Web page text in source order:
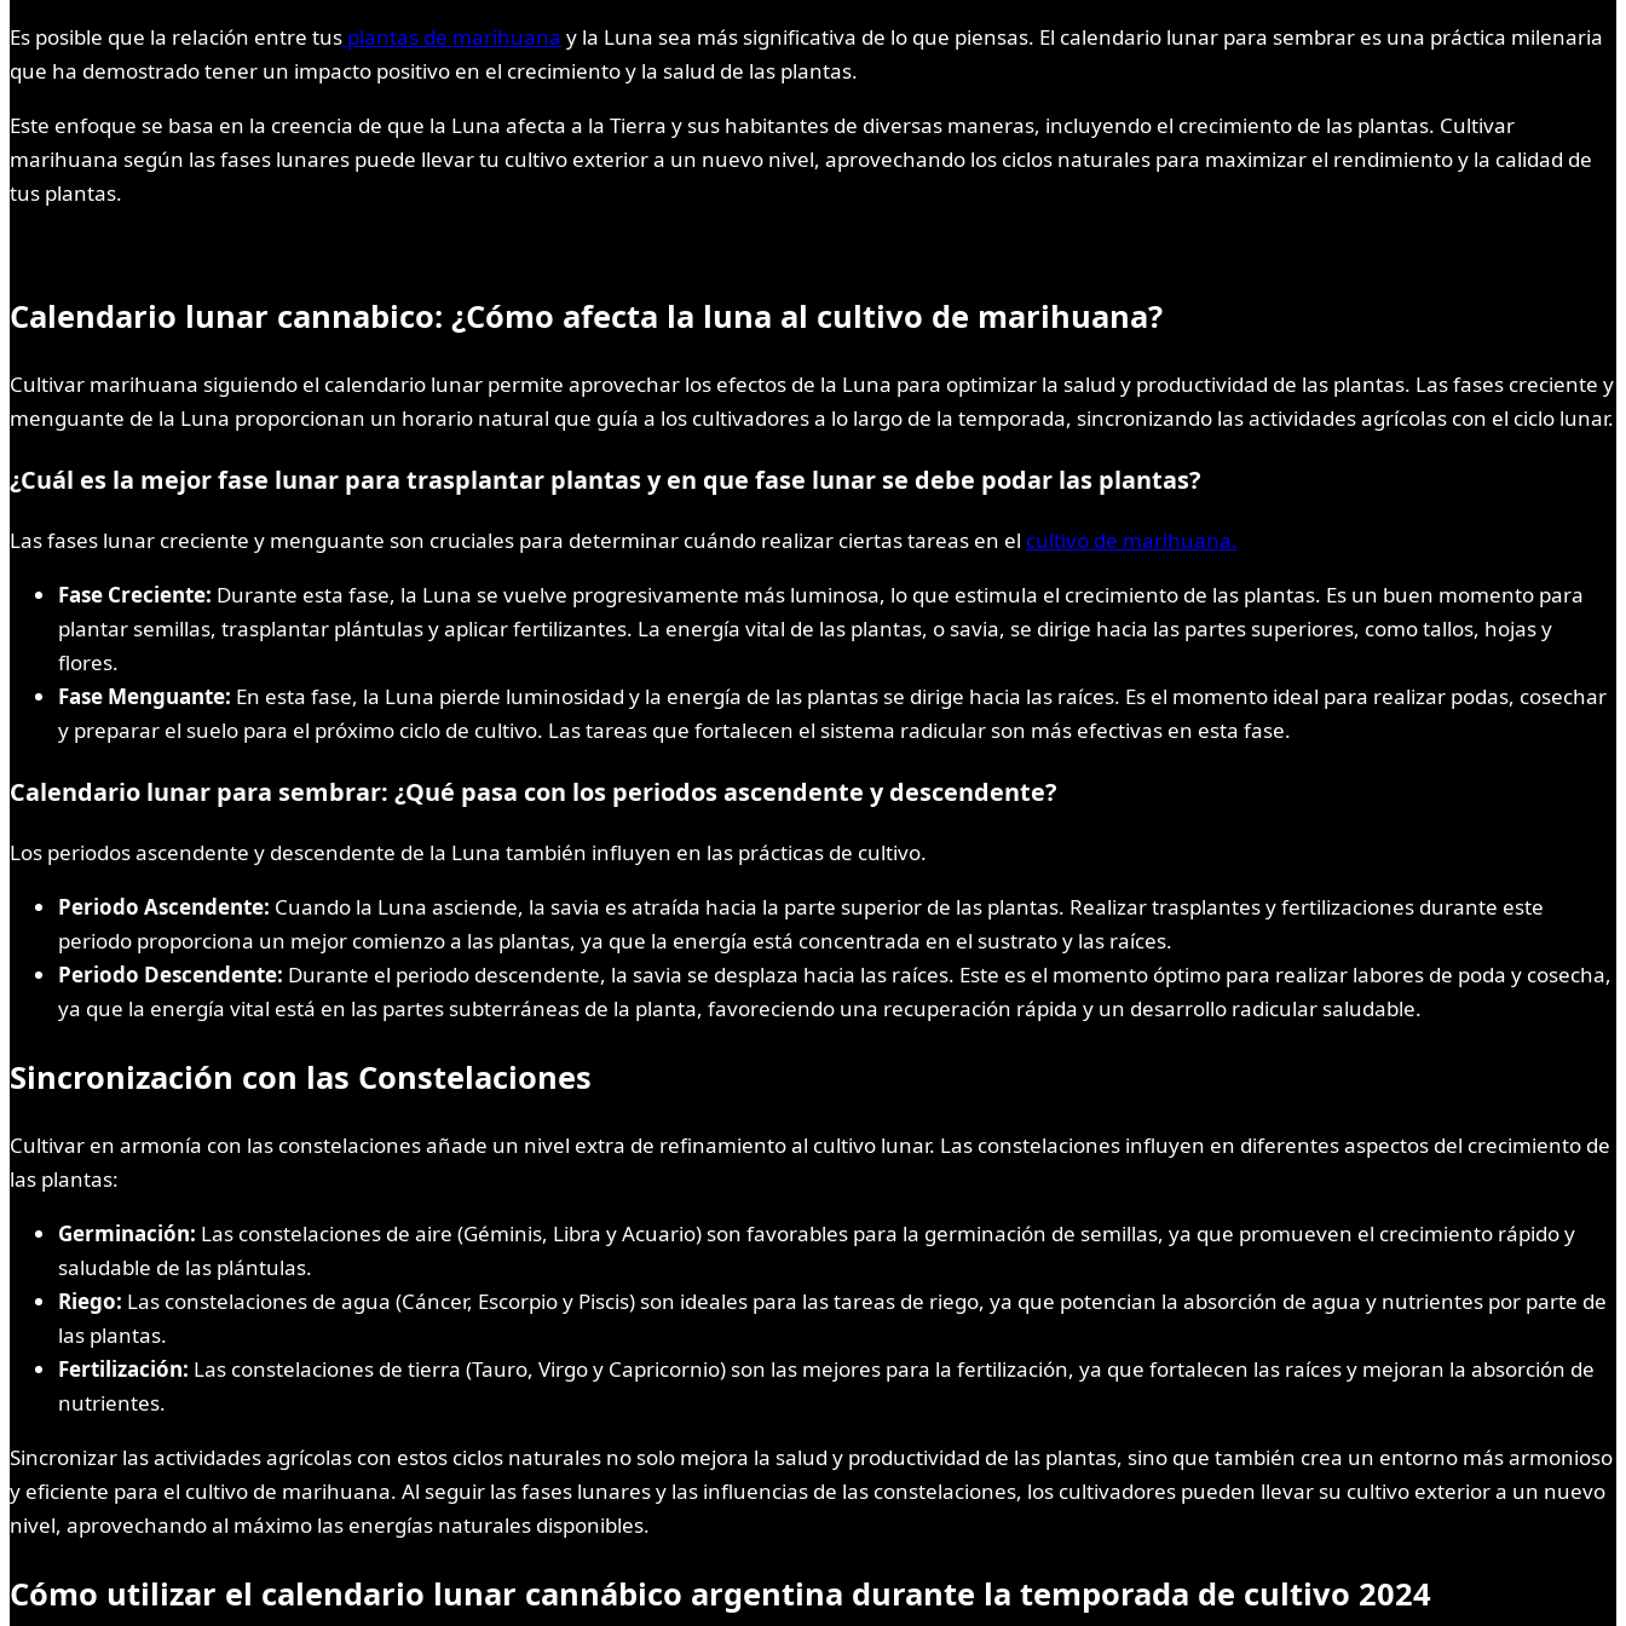
Es posible que la relación entre tus plantas de marihuana y la Luna sea más significativa de lo que piensas. El calendario lunar para sembrar es una práctica milenaria
que ha demostrado tener un impacto positivo en el crecimiento y la salud de las plantas.
Este enfoque se basa en la creencia de que la Luna afecta a la Tierra y sus habitantes de diversas maneras, incluyendo el crecimiento de las plantas. Cultivar
marihuana según las fases lunares puede llevar tu cultivo exterior a un nuevo nivel, aprovechando los ciclos naturales para maximizar el rendimiento y la calidad de
tus plantas.
Calendario lunar cannabico: ¿Cómo afecta la luna al cultivo de marihuana?
Cultivar marihuana siguiendo el calendario lunar permite aprovechar los efectos de la Luna para optimizar la salud y productividad de las plantas. Las fases creciente y
menguante de la Luna proporcionan un horario natural que guía a los cultivadores a lo largo de la temporada, sincronizando las actividades agrícolas con el ciclo lunar.
¿Cuál es la mejor fase lunar para trasplantar plantas y en que fase lunar se debe podar las plantas?
Las fases lunar creciente y menguante son cruciales para determinar cuándo realizar ciertas tareas en el cultivo de marihuana.
Fase Creciente: Durante esta fase, la Luna se vuelve progresivamente más luminosa, lo que estimula el crecimiento de las plantas. Es un buen momento para
plantar semillas, trasplantar plántulas y aplicar fertilizantes. La energía vital de las plantas, o savia, se dirige hacia las partes superiores, como tallos, hojas y
flores.
Fase Menguante: En esta fase, la Luna pierde luminosidad y la energía de las plantas se dirige hacia las raíces. Es el momento ideal para realizar podas, cosechar
y preparar el suelo para el próximo ciclo de cultivo. Las tareas que fortalecen el sistema radicular son más efectivas en esta fase.
Calendario lunar para sembrar: ¿Qué pasa con los periodos ascendente y descendente?
Los periodos ascendente y descendente de la Luna también influyen en las prácticas de cultivo.
Periodo Ascendente: Cuando la Luna asciende, la savia es atraída hacia la parte superior de las plantas. Realizar trasplantes y fertilizaciones durante este
periodo proporciona un mejor comienzo a las plantas, ya que la energía está concentrada en el sustrato y las raíces.
Periodo Descendente: Durante el periodo descendente, la savia se desplaza hacia las raíces. Este es el momento óptimo para realizar labores de poda y cosecha,
ya que la energía vital está en las partes subterráneas de la planta, favoreciendo una recuperación rápida y un desarrollo radicular saludable.
Sincronización con las Constelaciones
Cultivar en armonía con las constelaciones añade un nivel extra de refinamiento al cultivo lunar. Las constelaciones influyen en diferentes aspectos del crecimiento de
las plantas:
Germinación: Las constelaciones de aire (Géminis, Libra y Acuario) son favorables para la germinación de semillas, ya que promueven el crecimiento rápido y
saludable de las plántulas.
Riego: Las constelaciones de agua (Cáncer, Escorpio y Piscis) son ideales para las tareas de riego, ya que potencian la absorción de agua y nutrientes por parte de
las plantas.
Fertilización: Las constelaciones de tierra (Tauro, Virgo y Capricornio) son las mejores para la fertilización, ya que fortalecen las raíces y mejoran la absorción de
nutrientes.
Sincronizar las actividades agrícolas con estos ciclos naturales no solo mejora la salud y productividad de las plantas, sino que también crea un entorno más armonioso
y eficiente para el cultivo de marihuana. Al seguir las fases lunares y las influencias de las constelaciones, los cultivadores pueden llevar su cultivo exterior a un nuevo
nivel, aprovechando al máximo las energías naturales disponibles.
Cómo utilizar el calendario lunar cannábico argentina durante la temporada de cultivo 2024